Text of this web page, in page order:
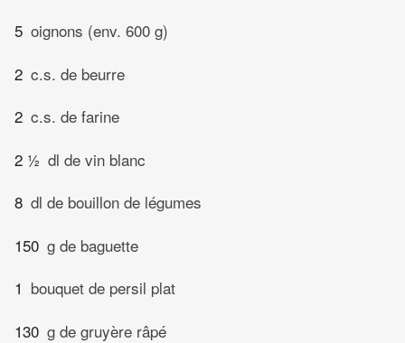
5 oignons (env. 600 g)
2 c.s. de beurre
2 c.s. de farine
2 ½ dl de vin blanc
8 dl de bouillon de légumes
150 g de baguette
1 bouquet de persil plat
130 g de gruyère râpé